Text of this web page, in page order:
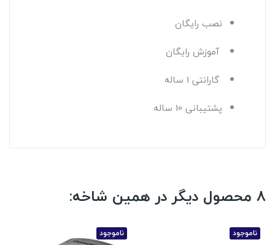
نصب رايگان
آموزش رايگان
گارانتی 1 ساله
پشتيبانی 10 ساله
8 محصول دیگر در همین شاخه:
ناموجود ناموجود